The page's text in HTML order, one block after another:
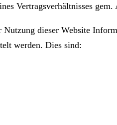
Vertragsverhältnisses
dieser Website
werden. Dies sind: